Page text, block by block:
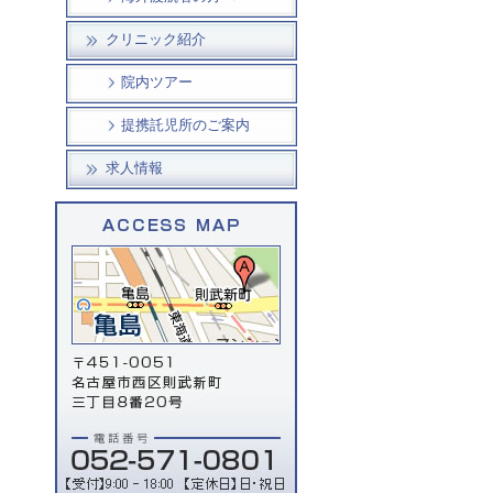
クリニック紹介
院内ツアー
提携託児所のご案内
求人情報